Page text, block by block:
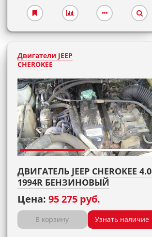
Двигатели JEEP
CHEROKEE
ДВИГАТЕЛЬ JEEP CHEROKEE 4.0
1994R БЕНЗИНОВЫЙ
Цена: 95 275 руб.
В корзину Узнать наличие